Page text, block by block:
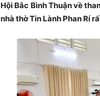
Hội Bắc Bình Thuận về
nhà thờ Tin Lành Phan Rí